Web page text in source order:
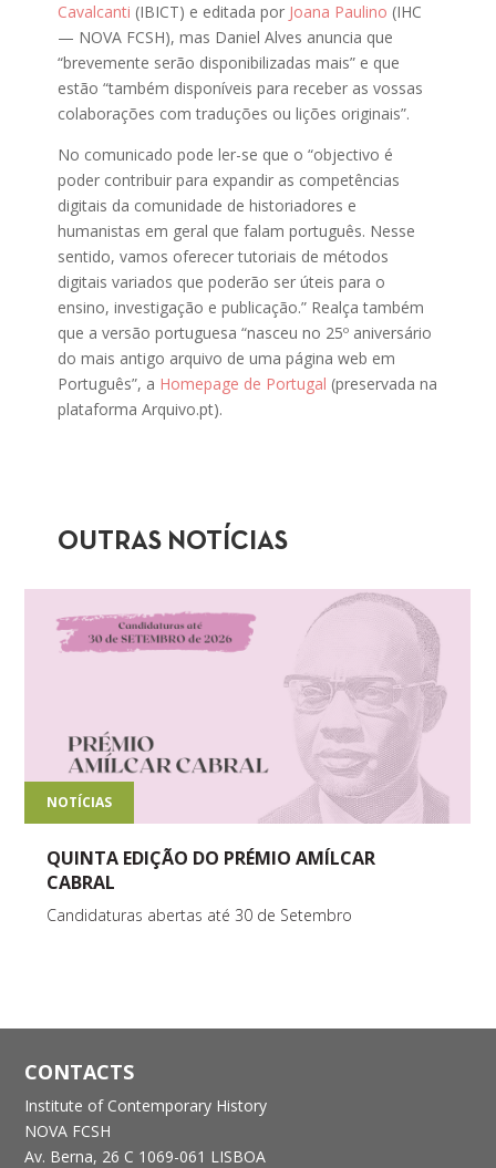
Cavalcanti (IBICT) e editada por Joana Paulino (IHC
— NOVA FCSH), mas Daniel Alves anuncia que
“brevemente serão disponibilizadas mais” e que
estão “também disponíveis para receber as vossas
colaborações com traduções ou lições originais”.
No comunicado pode ler-se que o “objectivo é
poder contribuir para expandir as competências
digitais da comunidade de historiadores e
humanistas em geral que falam português. Nesse
sentido, vamos oferecer tutoriais de métodos
digitais variados que poderão ser úteis para o
ensino, investigação e publicação.” Realça também
que a versão portuguesa “nasceu no 25º aniversário
do mais antigo arquivo de uma página web em
Português”, a Homepage de Portugal (preservada na
plataforma Arquivo.pt).
OUTRAS NOTÍCIAS
NOTÍCIAS
QUINTA EDIÇÃO DO PRÉMIO AMÍLCAR
CABRAL
Candidaturas abertas até 30 de Setembro
CONTACTS
Institute of Contemporary History
NOVA FCSH
Av. Berna, 26 C 1069-061 LISBOA